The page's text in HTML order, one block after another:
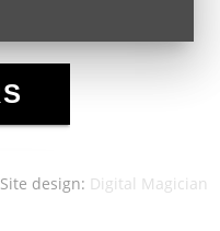
Site design: Digital Magician